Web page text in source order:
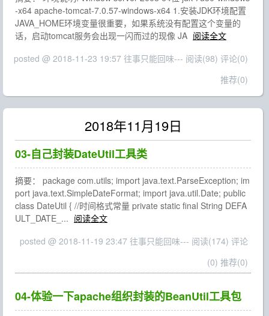
-x64 apache-tomcat-7.0.57-windows-x64 1.安装JDK环境配置
JAVA_HOME环境变量很重要，如果系统没有配置这个变量的
话，启动tomcat服务会出现一闪而过的现像 JA 阅读全文
posted @ 2018-11-23 19:57 往事只能回味--- 阅读(98) 评论(0)
推荐(0)
2018年11月19日
03-自己封装DateUtil工具类
摘要： package com.utils; import java.text.ParseException; im
port java.text.SimpleDateFormat; import java.util.Date; public
class DateUtil { //时间格式常量 private static final String DEFA
ULT_DATE_... 阅读全文
posted @ 2018-11-19 23:47 往事只能回味--- 阅读(174) 评论
(0) 推荐(0)
04-体验一下apache组织封装的BeanUtil工具包